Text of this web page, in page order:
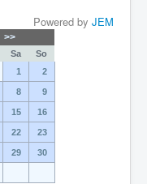
Powered by JEM
>>
Sa
So
1
2
8 9
15 16
22 23
29 30